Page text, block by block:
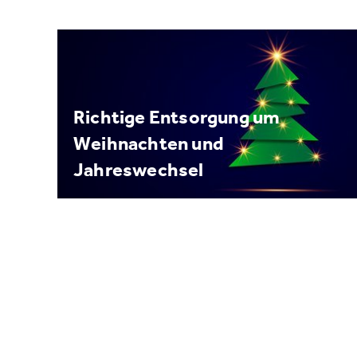
Richtige Entsorgung um
Weihnachten und
Jahreswechsel